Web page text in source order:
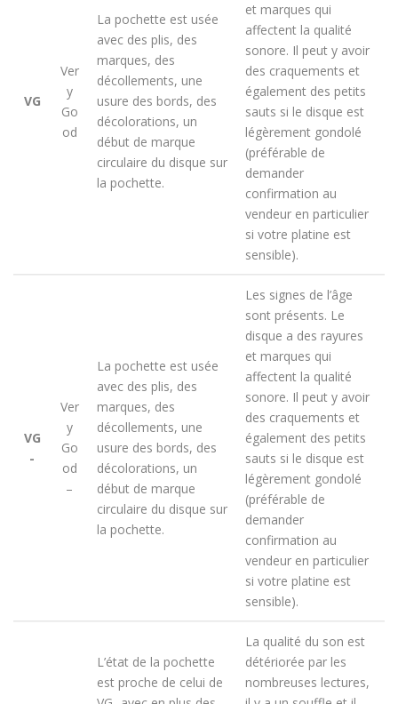
VG
Ver
y
Go
od
La pochette est usée
avec des plis, des
marques, des
décollements, une
usure des bords, des
décolorations, un
début de marque
circulaire du disque sur
la pochette.
et marques qui
affectent la qualité
sonore. Il peut y avoir
des craquements et
également des petits
sauts si le disque est
légèrement gondolé
(préférable de
demander
confirmation au
vendeur en particulier
si votre platine est
sensible).
VG
-
Ver
y
Go
od
–
La pochette est usée
avec des plis, des
marques, des
décollements, une
usure des bords, des
décolorations, un
début de marque
circulaire du disque sur
la pochette.
Les signes de l’âge
sont présents. Le
disque a des rayures
et marques qui
affectent la qualité
sonore. Il peut y avoir
des craquements et
également des petits
sauts si le disque est
légèrement gondolé
(préférable de
demander
confirmation au
vendeur en particulier
si votre platine est
sensible).
L’état de la pochette
est proche de celui de
La qualité du son est
détériorée par les
nombreuses lectures,